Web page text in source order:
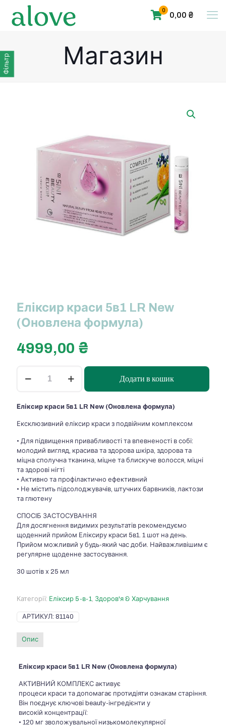
0
0,00 ₴
Магазин
Еліксир краси 5в1 LR New
(Оновлена формула)
4999,00 ₴
Еліксир
краси
5в1
New
формула)
кількість
Додати в кошик
Еліксир краси 5в1 LR New (Оновлена формула)
Ексклюзивний еліксир краси з подвійним комплексом
• Для підвищення привабливості та впевненості в собі:
молодий вигляд, красива та здорова шкіра, здорова та
міцна сполучна тканина, міцне та блискуче волосся, міцні
та здорові нігті
• Активно та профілактично ефективний
• Не містить підсолоджувачів, штучних барвників, лактози
та глютену
СПОСІБ ЗАСТОСУВАННЯ
Для досягнення видимих результатів рекомендуємо
щоденний прийом Еліксиру краси 5в1. 1 шот на день.
Прийом можливий у будь-який час доби. Найважливішим є
регулярне щоденне застосування.
30 шотів х 25 мл
Категорії: Еліксир 5-в-1, Здоров'я & Харчування
АРТИКУЛ: 81140
Опис
Еліксир краси 5в1 LR New (Оновлена формула)
АКТИВНИЙ КОМПЛЕКС активує
процеси краси та допомагає протидіяти ознакам старіння.
Він поєднує ключові beauty-інгредієнти у
високій концентрації:
• 120 мг зволожувальної низькомолекулярної
Фільтр